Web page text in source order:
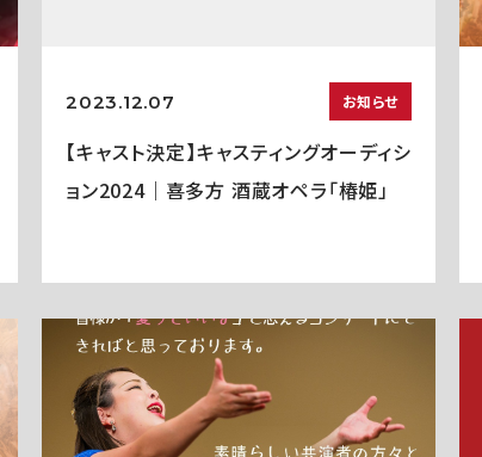
2023.12.07 お知らせ
【キャスト決定】キャスティングオーディシ
ョン2024｜喜多方 酒蔵オペラ「椿姫」